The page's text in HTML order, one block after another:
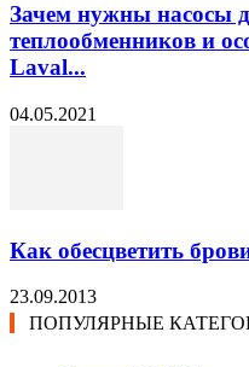
Зачем нужны насосы
теплообменников и
Laval...
04.05.2021
Как обесцветить
23.09.2013
ПОПУЛЯРНЫЕ